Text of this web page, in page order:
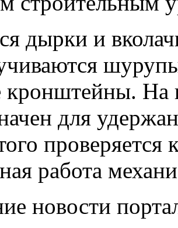
дырки и
кронштейны. На
для
проверяется
работа
новости